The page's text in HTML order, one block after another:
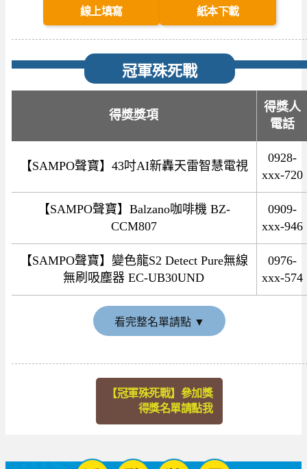
線上填寫 紙本下載
冠軍殊死戰
得獎獎項
得獎人
電話
【SAMPO聲寶】43吋AI新轟天雷智慧電視
0928-
xxx-720
【SAMPO聲寶】Balzano咖啡機 BZ-
CCM807
0909-
xxx-946
【SAMPO聲寶】變色龍S2 Detect Pure無線
無刷吸塵器 EC-UB30UND
0976-
xxx-574
看完整名單請點 ▼
【冠軍殊死戰】參加獎
得獎名單請點我